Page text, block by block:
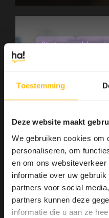
Toestemming
Deze website maakt
We gebruiken cookies om
personaliseren, om
en om ons
informatie over uw
partners voor social
partners kunnen deze
informatie die u aan ze
Strategie Inbound
Hoe
heeft
Google